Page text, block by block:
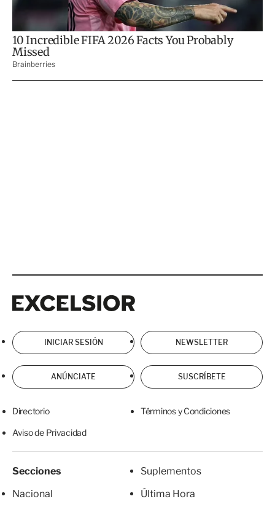
INICIAR SESIÓN NEWSLETTER
ANÚNCIATE SUSCRÍBETE
Directorio Términos y Condiciones
Aviso de Privacidad
Secciones
Nacional
Suplementos
Última Hora